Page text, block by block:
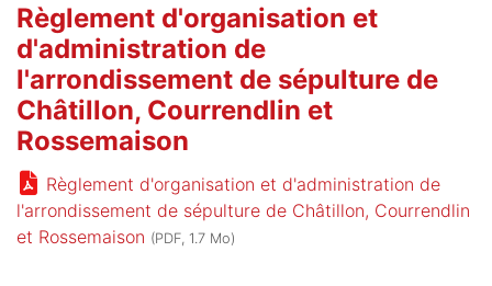
Règlement d'organisation et
d'administration de
l'arrondissement de sépulture de
Châtillon, Courrendlin et
Rossemaison
Règlement d'organisation et d'administration de
l'arrondissement de sépulture de Châtillon, Courrendlin
et Rossemaison (PDF, 1.7 Mo)